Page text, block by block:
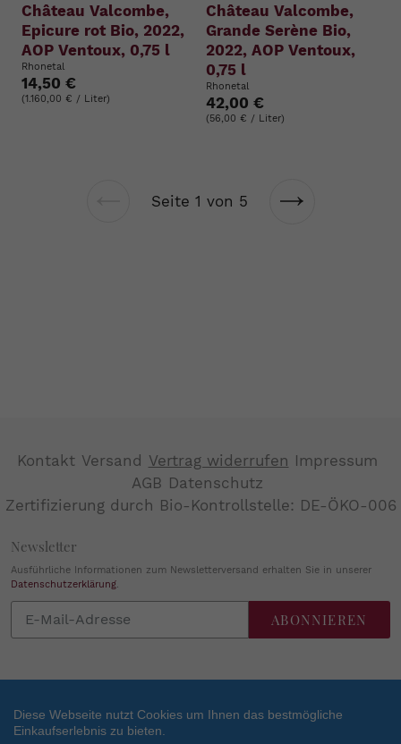
Château Valcombe,
Epicure rot Bio, 2022,
AOP Ventoux, 0,75 l
Rhonetal
14,50 €
(1.160,00 € / Liter)
Château Valcombe,
Grande Serène Bio,
2022, AOP Ventoux,
0,75 l
Rhonetal
42,00 €
(56,00 € / Liter)
Vorherige
Seite 1 von 5
Nächste
Kontakt Versand Vertrag widerrufen Impressum
AGB Datenschutz
Zertifizierung durch Bio-Kontrollstelle: DE-ÖKO-006
Newsletter
Ausführliche Informationen zum Newsletterversand erhalten Sie in unserer
Datenschutzerklärung.
Sie
ABONNIEREN
Diese Webseite nutzt Cookies um Ihnen das bestmögliche
Einkaufserlebnis zu bieten.